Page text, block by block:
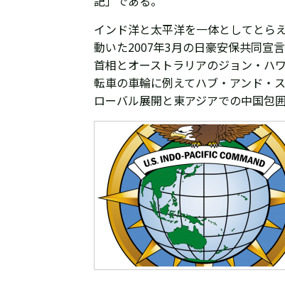
インド洋と太平洋を一体としてとら
動いた2007年3月の日豪安保共同宣
首相とオーストラリアのジョン・ハ
転車の車輪に例えてハブ・アンド・
ローバル展開と東アジアでの中国包